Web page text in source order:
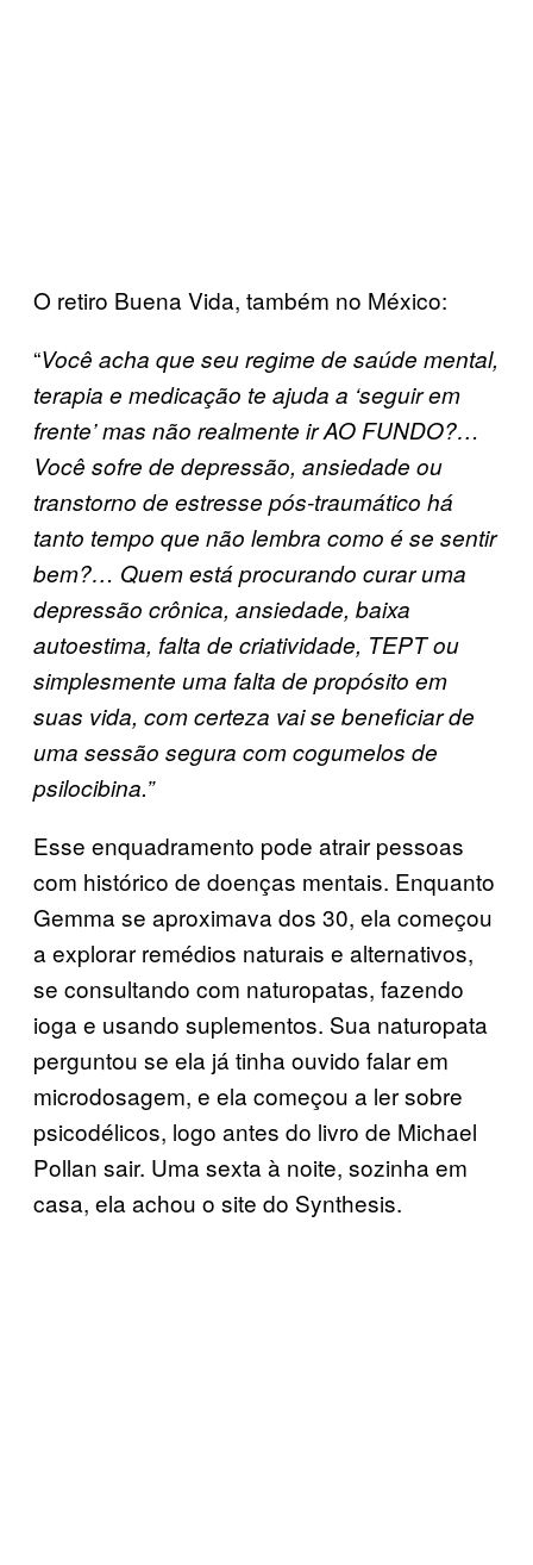
O retiro Buena Vida, também no México:
“Você acha que seu regime de saúde mental,
terapia e medicação te ajuda a ‘seguir em
frente’ mas não realmente ir AO FUNDO?…
Você sofre de depressão, ansiedade ou
transtorno de estresse pós-traumático há
tanto tempo que não lembra como é se sentir
bem?… Quem está procurando curar uma
depressão crônica, ansiedade, baixa
autoestima, falta de criatividade, TEPT ou
simplesmente uma falta de propósito em
suas vida, com certeza vai se beneficiar de
uma sessão segura com cogumelos de
psilocibina.”
Esse enquadramento pode atrair pessoas
com histórico de doenças mentais. Enquanto
Gemma se aproximava dos 30, ela começou
a explorar remédios naturais e alternativos,
se consultando com naturopatas, fazendo
ioga e usando suplementos. Sua naturopata
perguntou se ela já tinha ouvido falar em
microdosagem, e ela começou a ler sobre
psicodélicos, logo antes do livro de Michael
Pollan sair. Uma sexta à noite, sozinha em
casa, ela achou o site do Synthesis.